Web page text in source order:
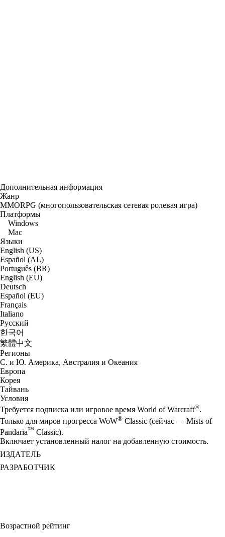
Дополнительная информация
Жанр
MMORPG (многопользовательская сетевая ролевая игра)
Платформы
Windows
Mac
Языки
English (US)
Español (AL)
Português (BR)
English (EU)
Deutsch
Español (EU)
Français
Italiano
Русский
한국어
繁體中文
Регионы
С. и Ю. Америка, Австралия и Океания
Европа
Корея
Тайвань
Условия
Требуется подписка или игровое время World of Warcraft®.
Только для миров прогресса WoW® Classic (сейчас — Mists of
Pandaria™ Classic).
Включает установленный налог на добавленную стоимость.
ИЗДАТЕЛЬ
РАЗРАБОТЧИК
Возрастной рейтинг